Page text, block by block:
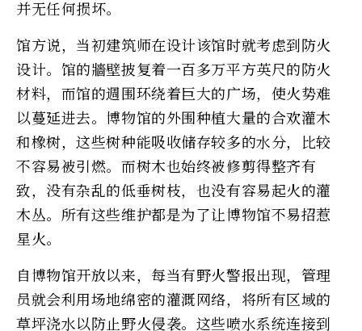
并无任何损坏。
馆方说，当初建筑师在设计该馆时就考虑到防火
设计。馆的牆壁披复着一百多万平方英尺的防火
材料，而馆的週围环绕着巨大的广场，使火势难
以蔓延进去。博物馆的外围种植大量的合欢灌木
和橡树，这些树种能吸收储存较多的水分，比较
不容易被引燃。而树木也始终被修剪得整齐有
致，没有杂乱的低垂树枝，也没有容易起火的灌
木丛。所有这些维护都是为了让博物馆不易招惹
星火。
自博物馆开放以来，每当有野火警报出现，管理
员就会利用场地绵密的灌溉网络，将所有区域的
草坪浇水以防止野火侵袭。这些喷水系统连接到